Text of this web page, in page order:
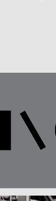
und
allem
Mit